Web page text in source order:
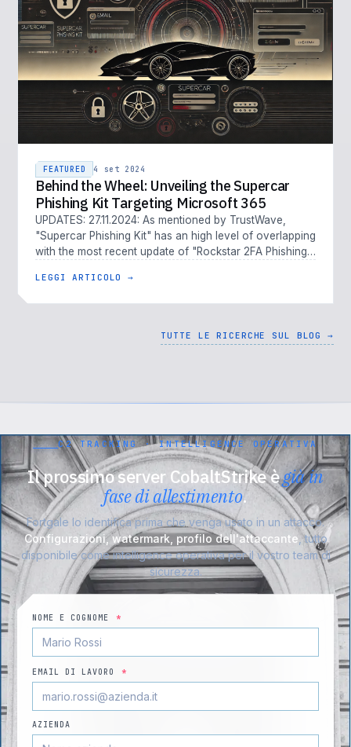
FEATURED 4 set 2024
Behind the Wheel: Unveiling the Supercar
Phishing Kit Targeting Microsoft 365
UPDATES: 27.11.2024: As mentioned by TrustWave,
"Supercar Phishing Kit" has an high level of overlapping
with the most recent update of "Rockstar 2FA Phishing-
LEGGI ARTICOLO →
TUTTE LE RICERCHE SUL BLOG →
C2 TRACKING · INTELLIGENCE OPERATIVA
Il prossimo server CobaltStrike ègià in
fase di allestimento.
Fortgale lo identifica prima che venga usato in un attacco.
Configurazioni, watermark, profilo dell'attaccante , tutto
disponibile come intelligence operativa per il vostro team di
sicurezza.
NOME E COGNOME *
EMAIL DI LAVORO *
AZIENDA